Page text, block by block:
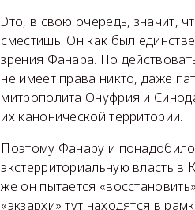
Это, в свою очередь, значит,
сместишь. Он как был
зрения Фанара. Но
не имеет права никто, даже
митрополита Онуфрия и
их канонической территории.
Поэтому Фанару и
экстерриториальную власть
же он пытается
«экзархи» тут находятся в